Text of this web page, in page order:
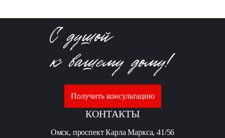
Получить консультацию
КОНТАКТЫ
Омск, проспект Карла Маркса, 41/56